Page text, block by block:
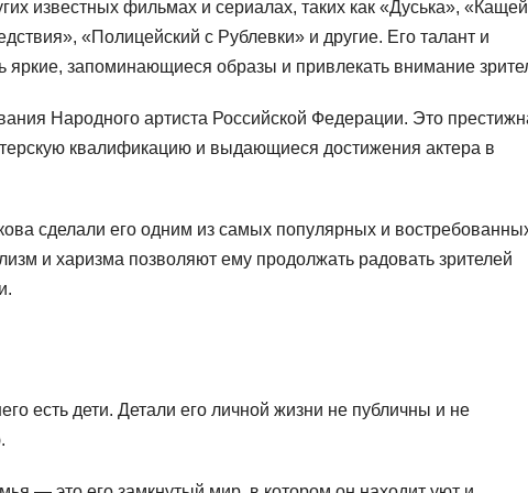
известных фильмах и сериалах, таких как «Дуська», «Кащей
«Полицейский с Рублевки» и другие. Его талант и
яркие, запоминающиеся образы и привлекать внимание
Народного артиста Российской Федерации. Это
квалификацию и выдающиеся достижения актера в
сделали его одним из самых популярных и
и харизма позволяют ему продолжать радовать зрителей
есть дети. Детали его личной жизни не публичны и не